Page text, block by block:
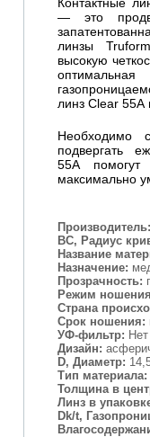
— это
линзы
высокую
линз Clear 55А
Необходимо
подвергать
55A
максимально
Производитель:
BC, Радиус
Название
Назначение:
Прозрачность:
Режим
Страна
Срок ношения:
УФ-фильтр: Нет
Дизайн:
D, Диаметр:
Тип материала:
Толщина в
Линз в
Dk/t,